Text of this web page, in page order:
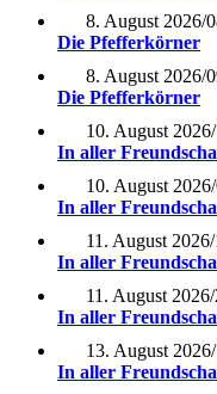
8. August 2026/
Die Pfefferkörner
8. August 2026/
Die Pfefferkörner
10. August 2026/
In aller
10. August 2026/
In aller
11. August 2026/
In aller
11. August 2026/
In aller
13. August 2026/
In aller